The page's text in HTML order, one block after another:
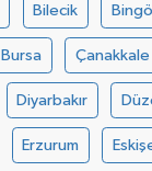
Bilecik
Bursa Çanakkale
Diyarbakır
Erzurum